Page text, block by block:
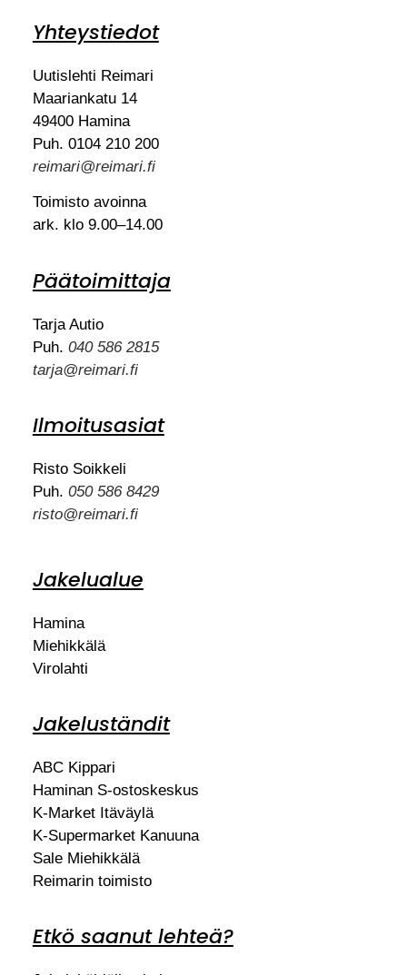
Yhteystiedot
Uutislehti Reimari
Maariankatu 14
49400 Hamina
Puh. 0104 210 200
reimari@reimari.fi
Toimisto avoinna
ark. klo 9.00–14.00
Päätoimittaja
Tarja Autio
Puh. 040 586 2815
tarja@reimari.fi
Ilmoitusasiat
Risto Soikkeli
Puh. 050 586 8429
risto@reimari.fi
Jakelualue
Hamina
Miehikkälä
Virolahti
Jakeluständit
ABC Kippari
Haminan S-ostoskeskus
K-Market Itäväylä
K-Supermarket Kanuuna
Sale Miehikkälä
Reimarin toimisto
Etkö saanut lehteä?